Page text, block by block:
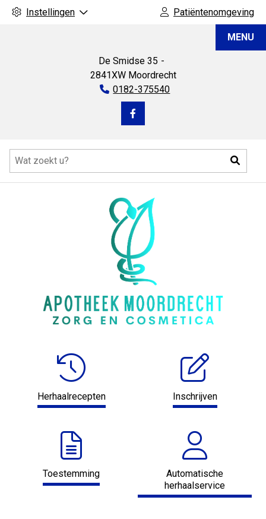
Instellingen Patiëntenomgeving
De Smidse 35
2841XW Moordrecht
Tel:
0182-375540
Bezoek
facebook
MENU
Herhaalrecepten Inschrijven
Toestemming
Automatische
herhaalservice